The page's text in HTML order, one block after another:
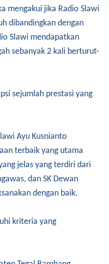
mengakui jika Radio Slawi
dibandingkan dengan
Slawi mendapatkan
sebanyak 2 kali berturut-
sejumlah prestasi yang
Ayu Kusnianto
terbaik yang utama
jelas yang terdiri dari
dan SK Dewan
dengan baik.
kriteria yang